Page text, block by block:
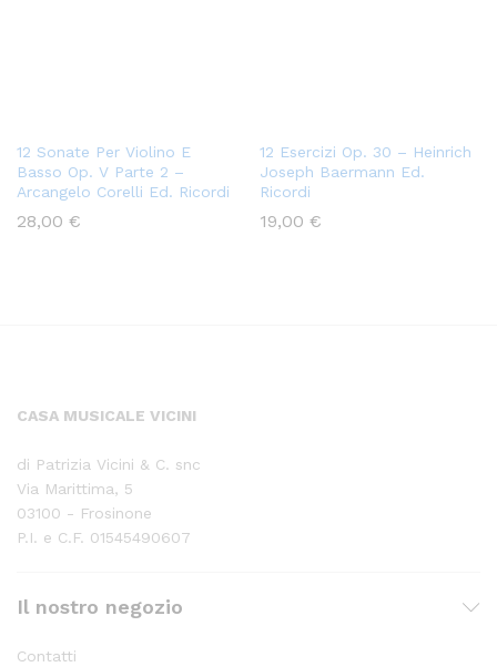
12 Sonate Per Violino E
Basso Op. V Parte 2 –
Arcangelo Corelli Ed. Ricordi
28,00 €
12 Esercizi Op. 30 – Heinrich
Joseph Baermann Ed.
Ricordi
19,00 €
CASA MUSICALE VICINI
di Patrizia Vicini & C. snc
Via Marittima, 5
03100 - Frosinone
P.I. e C.F. 01545490607
Il nostro negozio
Contatti